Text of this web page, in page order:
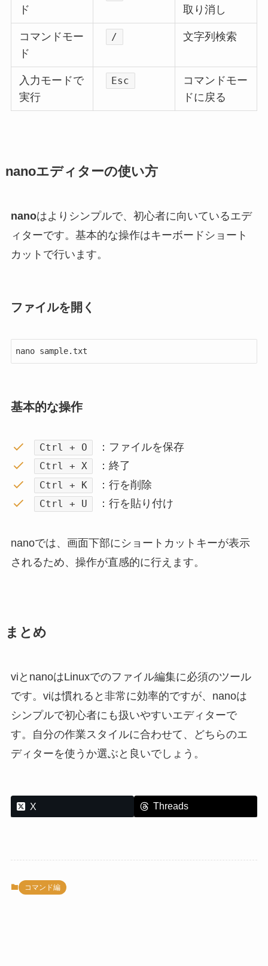
ド
取り消し
コマンドモー
ド
/ 文字列検索
入力モードで
実行
Esc
コマンドモー
ドに戻る
nanoエディターの使い方
nanoはよりシンプルで、初心者に向いているエデ
ィターです。 基本的な操作はキーボードショート
カットで行います。
ファイルを開く
nano sample.txt
基本的な操作
Ctrl + O ：ファイルを保存
Ctrl + X ：終了
Ctrl + K ：行を削除
Ctrl + U ：行を貼り付け
nanoでは、画面下部にショートカットキーが表示
されるため、 操作が直感的に行えます。
まとめ
viとnanoはLinuxでのファイル編集に必須のツール
です。 viは慣れると非常に効率的ですが、nanoは
シンプルで初心者にも扱いやすいエディターで
す。
自分の作業スタイルに合わせて、どちらのエ
ディターを使うか選ぶと良いでしょう。
X Threads
コマンド編